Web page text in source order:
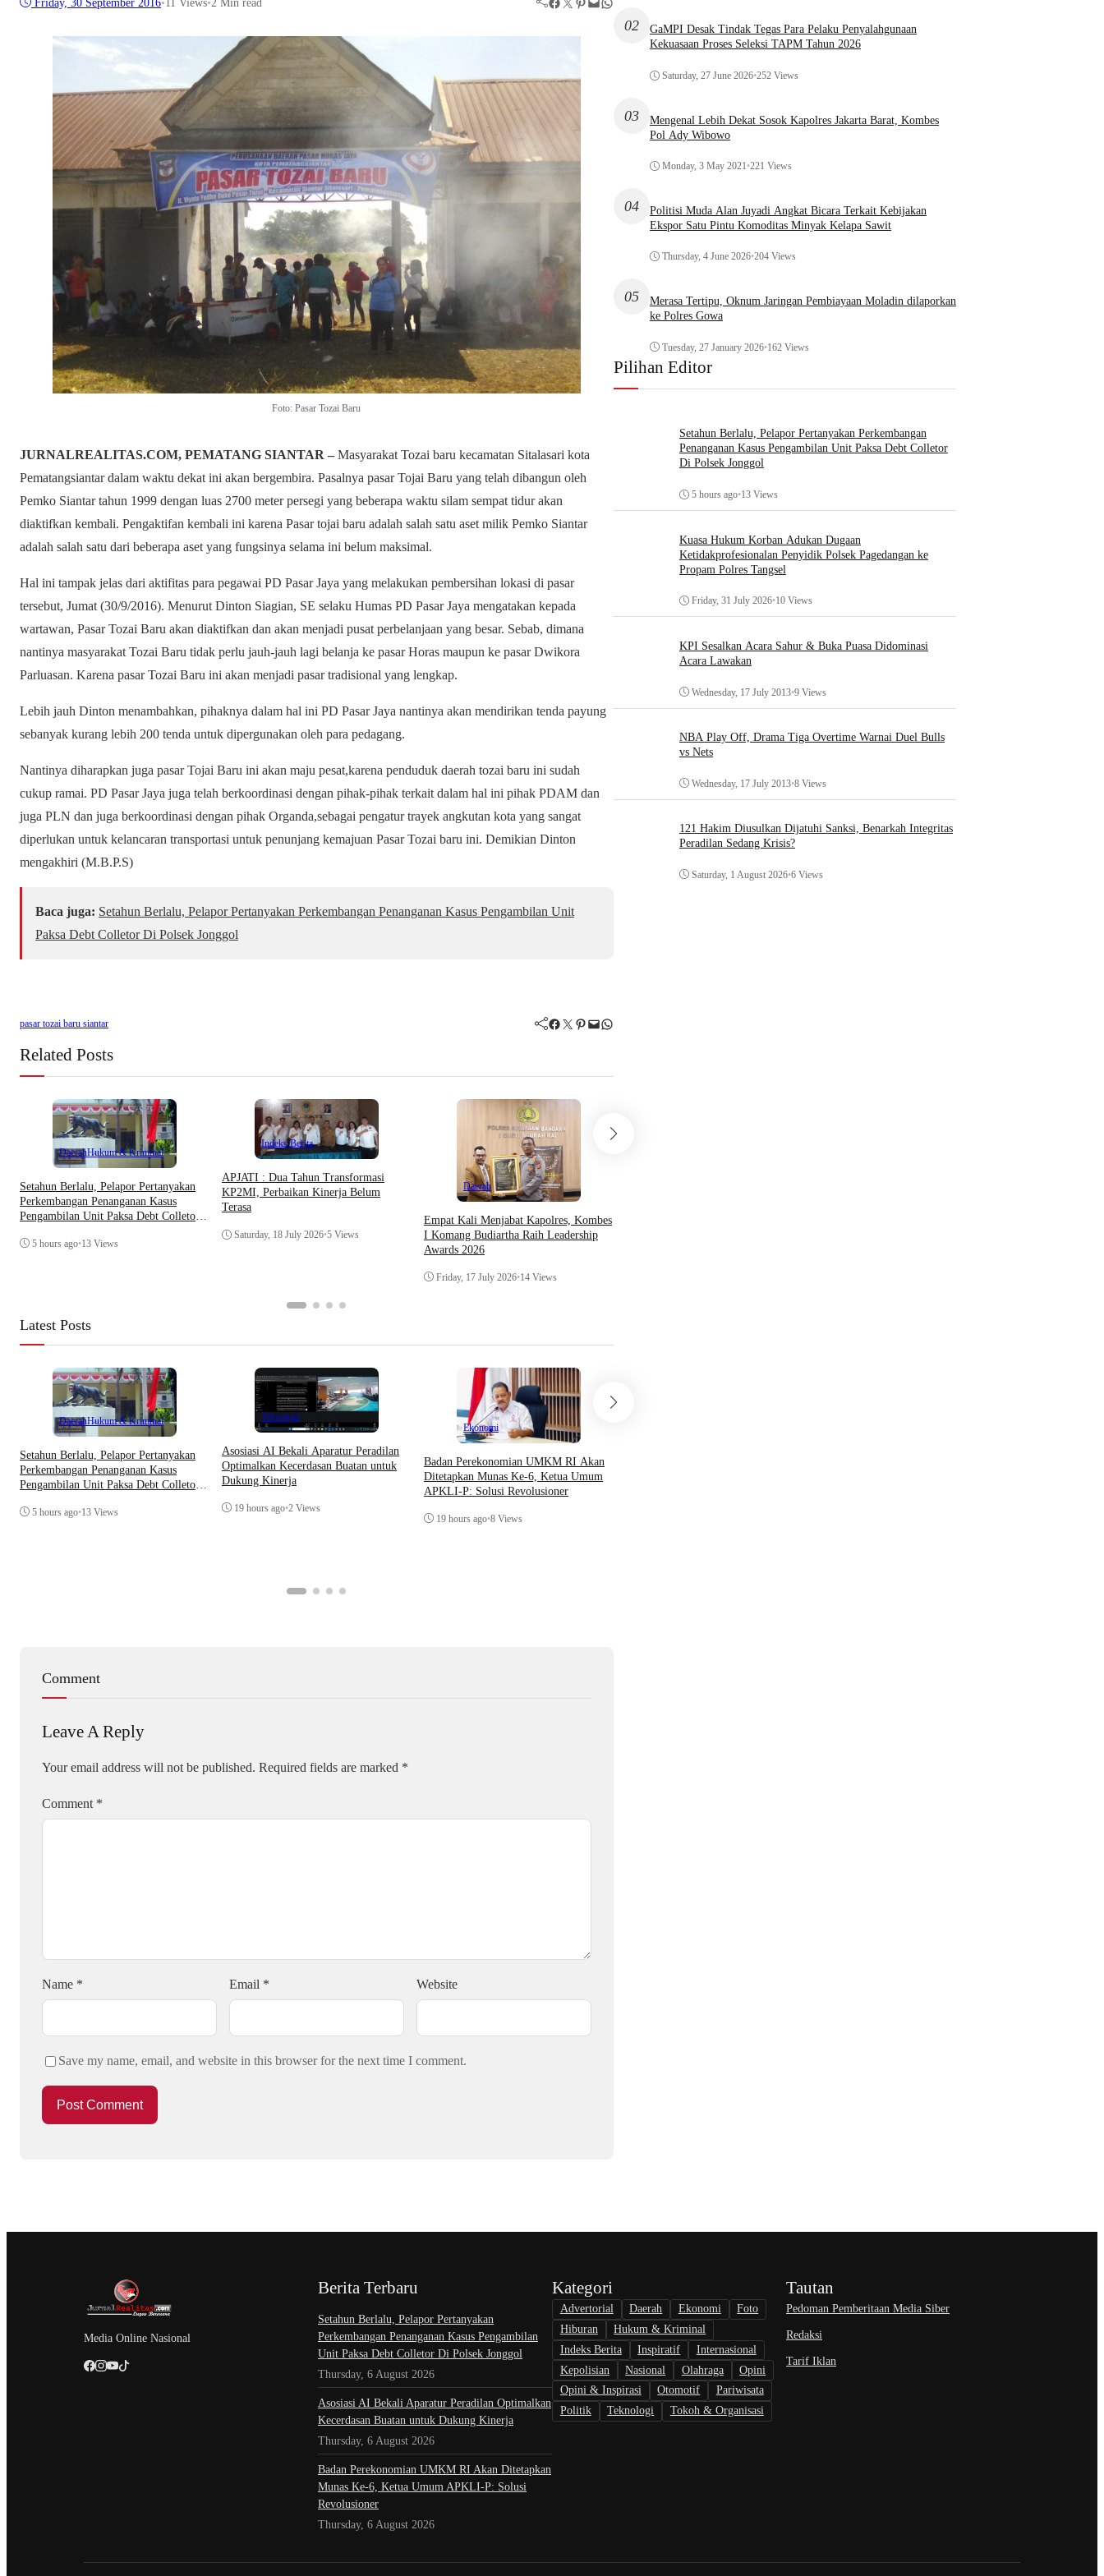
Friday, 30 September 2016•11 Views•2 Min read
Foto: Pasar Tozai Baru
JURNALREALITAS.COM, PEMATANG SIANTAR – Masyarakat Tozai baru kecamatan Sitalasari kota
Pematangsiantar dalam waktu dekat ini akan bergembira. Pasalnya pasar Tojai Baru yang telah dibangun oleh
Pemko Siantar tahun 1999 dengan luas 2700 meter persegi yang beberapa waktu silam sempat tidur akan
diaktifkan kembali. Pengaktifan kembali ini karena Pasar tojai baru adalah salah satu aset milik Pemko Siantar
adalah salah satu dari beberapa aset yang fungsinya selama ini belum maksimal.
Hal ini tampak jelas dari aktifitas para pegawai PD Pasar Jaya yang melakukan pembersihan lokasi di pasar
tersebut, Jumat (30/9/2016). Menurut Dinton Siagian, SE selaku Humas PD Pasar Jaya mengatakan kepada
wartawan, Pasar Tozai Baru akan diaktifkan dan akan menjadi pusat perbelanjaan yang besar. Sebab, dimana
nantinya masyarakat Tozai Baru tidak perlu jauh-jauh lagi belanja ke pasar Horas maupun ke pasar Dwikora
Parluasan. Karena pasar Tozai Baru ini akan menjadi pasar tradisional yang lengkap.
Lebih jauh Dinton menambahkan, pihaknya dalam hal ini PD Pasar Jaya nantinya akan mendirikan tenda payung
sebanyak kurang lebih 200 tenda untuk dipergunakan oleh para pedagang.
Nantinya diharapkan juga pasar Tojai Baru ini akan maju pesat,karena penduduk daerah tozai baru ini sudah
cukup ramai. PD Pasar Jaya juga telah berkoordinasi dengan pihak-pihak terkait dalam hal ini pihak PDAM dan
juga PLN dan juga berkoordinasi dengan pihak Organda,sebagai pengatur trayek angkutan kota yang sangat
diperlukan untuk kelancaran transportasi untuk penunjang kemajuan Pasar Tozai baru ini. Demikian Dinton
mengakhiri (M.B.P.S)
Baca juga: Setahun Berlalu, Pelapor Pertanyakan Perkembangan Penanganan Kasus Pengambilan Unit
Paksa Debt Colletor Di Polsek Jonggol
pasar tozai baru siantar Facebook Twitter Pinterest Mail WhatsApp
Related Posts
DaerahHukum & Kriminal
Setahun Berlalu, Pelapor Pertanyakan
Perkembangan Penanganan Kasus
Pengambilan Unit Paksa Debt Colletor
5 hours ago•13 Views
Indeks Berita
APJATI : Dua Tahun Transformasi
KP2MI, Perbaikan Kinerja Belum
Terasa
Saturday, 18 July 2026•5 Views
Daerah
Empat Kali Menjabat Kapolres, Kombes
I Komang Budiartha Raih Leadership
Awards 2026
Friday, 17 July 2026•14 Views
Latest Posts
DaerahHukum & Kriminal
Setahun Berlalu, Pelapor Pertanyakan
Perkembangan Penanganan Kasus
Pengambilan Unit Paksa Debt Colletor
5 hours ago•13 Views
Teknologi
Asosiasi AI Bekali Aparatur Peradilan
Optimalkan Kecerdasan Buatan untuk
Dukung Kinerja
19 hours ago•2 Views
Ekonomi
Badan Perekonomian UMKM RI Akan
Ditetapkan Munas Ke-6, Ketua Umum
APKLI-P: Solusi Revolusioner
19 hours ago•8 Views
Comment
Leave A Reply
Your email address will not be published. Required fields are marked *
Comment *
Name * Email * Website
Save my name, email, and website in this browser for the next time I comment.
02
GaMPI Desak Tindak Tegas Para Pelaku Penyalahgunaan
Kekuasaan Proses Seleksi TAPM Tahun 2026
Saturday, 27 June 2026•252 Views
03
Mengenal Lebih Dekat Sosok Kapolres Jakarta Barat, Kombes
Pol Ady Wibowo
Monday, 3 May 2021•221 Views
04
Politisi Muda Alan Juyadi Angkat Bicara Terkait Kebijakan
Ekspor Satu Pintu Komoditas Minyak Kelapa Sawit
Thursday, 4 June 2026•204 Views
05
Merasa Tertipu, Oknum Jaringan Pembiayaan Moladin dilaporkan
ke Polres Gowa
Tuesday, 27 January 2026•162 Views
Pilihan Editor
Setahun Berlalu, Pelapor Pertanyakan Perkembangan
Penanganan Kasus Pengambilan Unit Paksa Debt Colletor
Di Polsek Jonggol
5 hours ago•13 Views
Kuasa Hukum Korban Adukan Dugaan
Ketidakprofesionalan Penyidik Polsek Pagedangan ke
Propam Polres Tangsel
Friday, 31 July 2026•10 Views
KPI Sesalkan Acara Sahur & Buka Puasa Didominasi
Acara Lawakan
Wednesday, 17 July 2013•9 Views
NBA Play Off, Drama Tiga Overtime Warnai Duel Bulls
vs Nets
Wednesday, 17 July 2013•8 Views
121 Hakim Diusulkan Dijatuhi Sanksi, Benarkah Integritas
Peradilan Sedang Krisis?
Saturday, 1 August 2026•6 Views
Media Online Nasional
Berita Terbaru
Setahun Berlalu, Pelapor Pertanyakan
Perkembangan Penanganan Kasus Pengambilan
Unit Paksa Debt Colletor Di Polsek Jonggol
Thursday, 6 August 2026
Asosiasi AI Bekali Aparatur Peradilan Optimalkan
Kecerdasan Buatan untuk Dukung Kinerja
Thursday, 6 August 2026
Badan Perekonomian UMKM RI Akan Ditetapkan
Munas Ke-6, Ketua Umum APKLI-P: Solusi
Revolusioner
Thursday, 6 August 2026
Kategori
Advertorial Daerah Ekonomi
Foto
Hiburan
Hukum & Kriminal
Indeks Berita
Inspiratif
Internasional
Kepolisian
Nasional Olahraga
Opini
Opini & Inspirasi
Otomotif
Pariwisata
Politik
Teknologi Tokoh & Organisasi
Tautan
Pedoman Pemberitaan Media Siber
Redaksi
Tarif Iklan